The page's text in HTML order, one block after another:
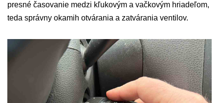
presné časovanie medzi kľukovým a vačkovým hriadeľom,
teda správny okamih otvárania a zatvárania ventilov.